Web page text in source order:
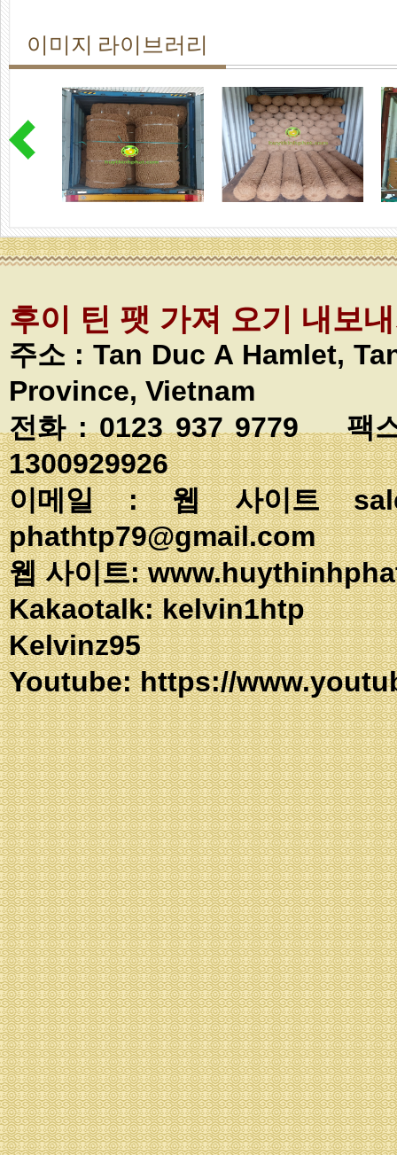
이미지 라이브러리
후이 틴 팻 가져 오기 내보
주소 : Tan Duc A Hamlet,
Province, Vietnam
전화 : 0123 937 9779 팩
1300929926
이메일 : 웹 사이트
phathtp79@gmail.com
웹 사이트:
Kakaotalk:
Kelvinz95
Youtube:https://